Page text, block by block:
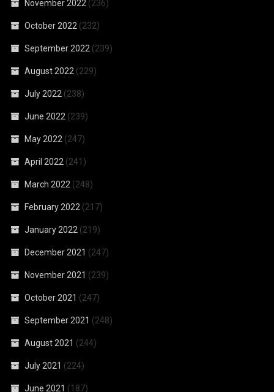
November 2022 (236)
October 2022 (232)
September 2022 (239)
August 2022 (229)
July 2022 (238)
June 2022 (239)
May 2022 (247)
April 2022 (241)
March 2022 (248)
February 2022 (217)
January 2022 (219)
December 2021 (247)
November 2021 (239)
October 2021 (247)
September 2021 (248)
August 2021 (244)
July 2021 (224)
June 2021 (187)